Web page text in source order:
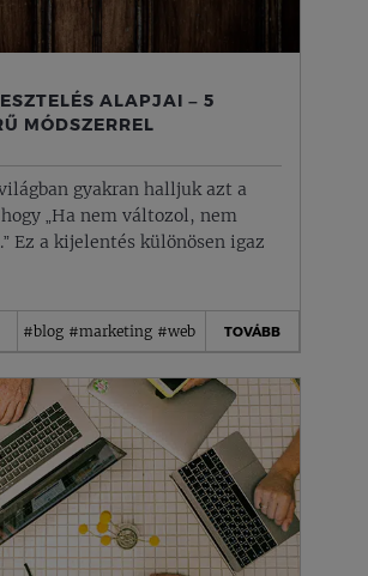
ALAPJAI – 5
MÓDSZERREL
gyakran halljuk azt a
„Ha nem változol, nem
Ez a kijelentés különösen igaz
#blog #marketing #web TOVÁBB